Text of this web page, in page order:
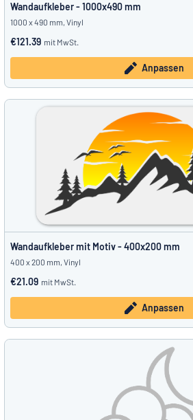
Wandaufkleber - 1000x490 mm
1000 x 490 mm, Vinyl
€121.39 mit MwSt.
Anpassen
Wandaufkleber mit Motiv - 400x200 mm
400 x 200 mm, Vinyl
€21.09 mit MwSt.
Anpassen